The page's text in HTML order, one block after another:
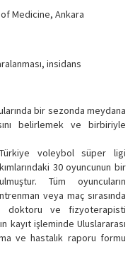
Medicine, Ankara
insidans
bir sezonda meydana
belirlemek ve birbiriyle
Türkiye voleybol süper ligi
30 oyuncunun bir
Tüm oyuncuların
veya maç sırasında
doktoru ve fizyoterapisti
kayıt işleminde Uluslararası
ve hastalık raporu formu